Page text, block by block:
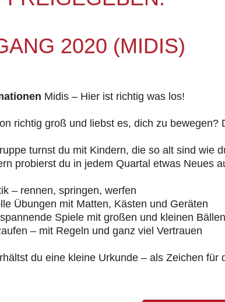
2020 (MIDIS)
Midis – Hier ist richtig was los!
richtig groß und liebst es, dich zu bewegen?
turnst du mit Kindern, die so alt sind wie
probierst du in jedem Quartal etwas Neues
– rennen, springen, werfen
Übungen mit Matten, Kästen und Geräten
Spiele mit großen und kleinen Bällen
– mit Regeln und ganz viel Vertrauen
du eine kleine Urkunde – als Zeichen für